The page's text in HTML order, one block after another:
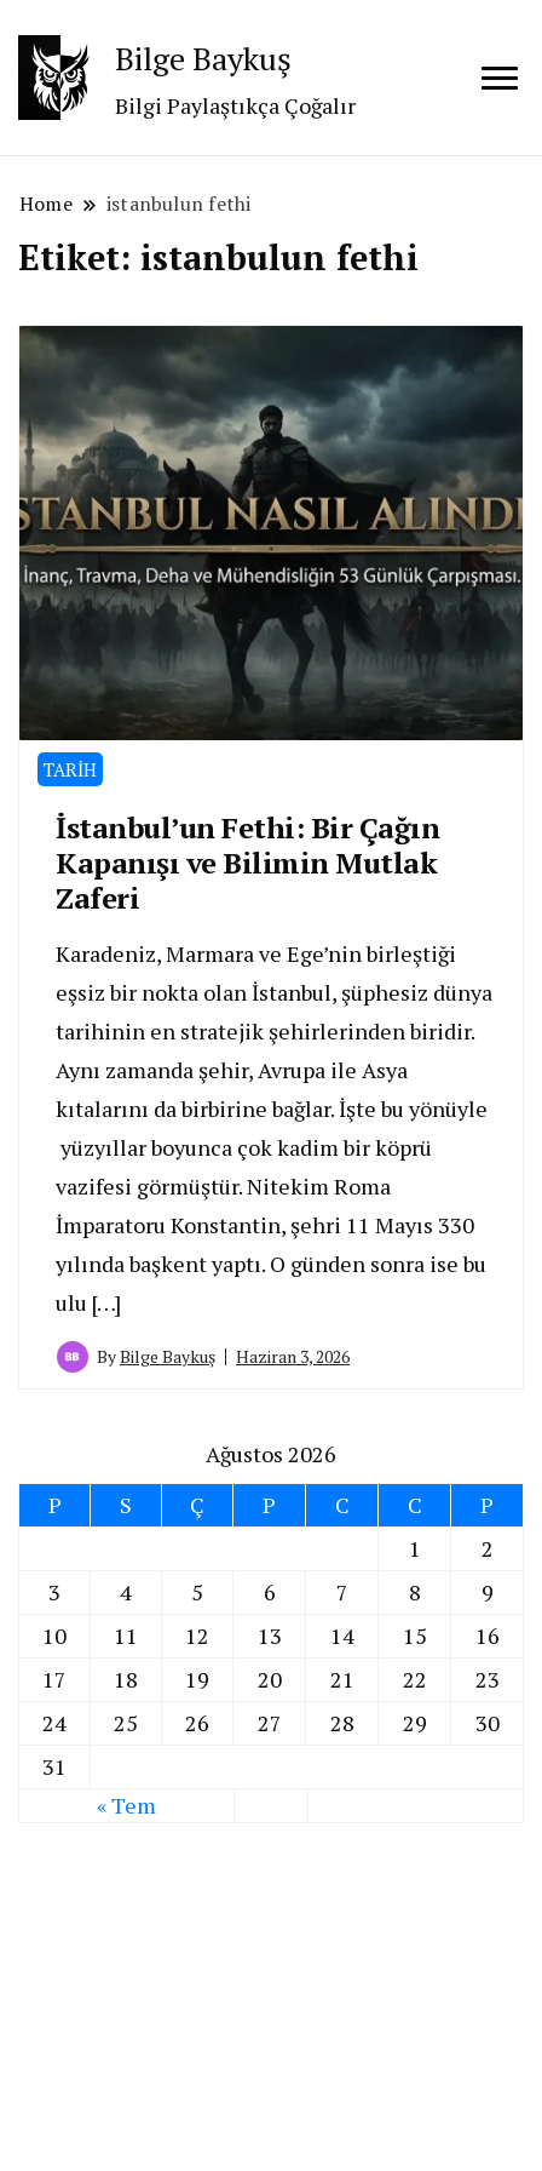
Bilge Baykuş
Bilgi Paylaştıkça Çoğalır
Home istanbulun fethi
Etiket: istanbulun fethi
TARİH
İstanbul’un Fethi: Bir Çağın
Kapanışı ve Bilimin Mutlak
Zaferi
Karadeniz, Marmara ve Ege’nin birleştiği
eşsiz bir nokta olan İstanbul, şüphesiz dünya
tarihinin en stratejik şehirlerinden biridir.
Aynı zamanda şehir, Avrupa ile Asya
kıtalarını da birbirine bağlar. İşte bu yönüyle
yüzyıllar boyunca çok kadim bir köprü
vazifesi görmüştür. Nitekim Roma
İmparatoru Konstantin, şehri 11 Mayıs 330
yılında başkent yaptı. O günden sonra ise bu
ulu […]
ByBilge Baykuş Haziran 3, 2026
Ağustos 2026
P
S Ç P C C
P
1
2
3
4 5 6 7 8
9
10
11 12 13 14 15
16
17
18 19 20 21 22
23
24
25 26 27 28 29
30
31
« Tem